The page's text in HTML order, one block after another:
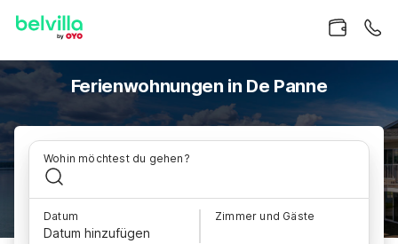
Ferienwohnungen in De Panne
Wohin möchtest du gehen?
Datum
Datum hinzufügen
Zimmer und Gäste